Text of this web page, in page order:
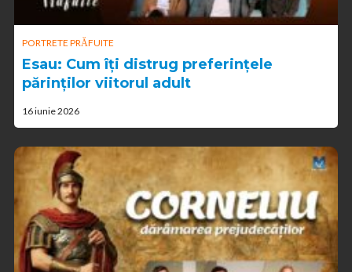
PORTRETE PRĂFUITE
Esau: Cum îți distrug preferințele
părinților viitorul adult
16 iunie 2026